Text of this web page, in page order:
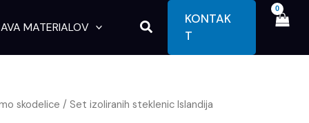
MATERIALOV Search
KONTAK
T
skodelice / Set izoliranih steklenic Islandija